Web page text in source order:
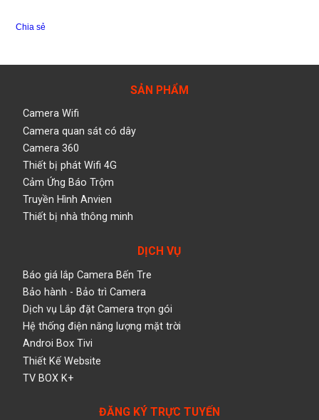
Chia sẻ
SẢN PHẨM
Camera Wifi
Camera quan sát có dây
Camera 360
Thiết bị phát Wifi 4G
Cảm Ứng Báo Trộm
Truyền Hình Anvien
Thiết bị nhà thông minh
DỊCH VỤ
Báo giá lắp Camera Bến Tre
Bảo hành - Bảo trì Camera
Dịch vụ Lắp đặt Camera trọn gói
Hệ thống điện năng lượng mặt trời
Androi Box Tivi
Thiết Kế Website
TV BOX K+
ĐĂNG KÝ TRỰC TUYẾN